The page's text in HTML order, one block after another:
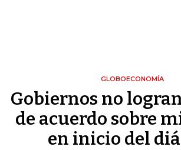
GLOBOECONOMÍA
Gobiernos no
de acuerdo sobre
en inicio del